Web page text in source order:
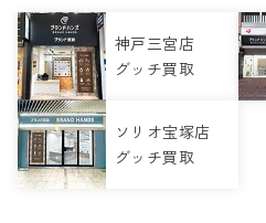
神戸三宮店
グッチ買取
ソリオ宝塚店
グッチ買取